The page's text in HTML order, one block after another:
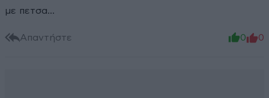
με πετσα...
Απαντήστε 0 0